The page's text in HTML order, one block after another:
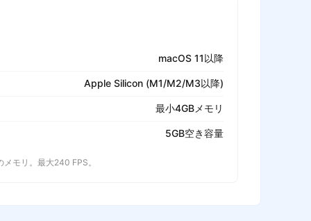
macOS 11以降
Apple Silicon (M1/M2/M3以降)
最小4GBメモリ
5GB空き容量
モリ。最大240 FPS。